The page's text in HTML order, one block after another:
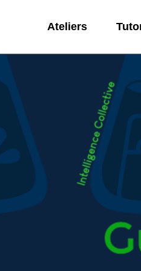
Ateliers